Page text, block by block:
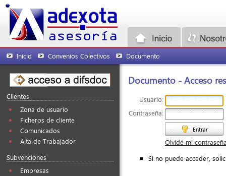
Inicio Convenios Colectivos Documento
Clientes
Zona de usuario
Ficheros de cliente
Comunicados
Alta de Trabajador
Subvenciones
Empresas
Documento - Acceso
Usuario:
Contraseña:
Entrar
Olvidé mi
Si no puede acceder,